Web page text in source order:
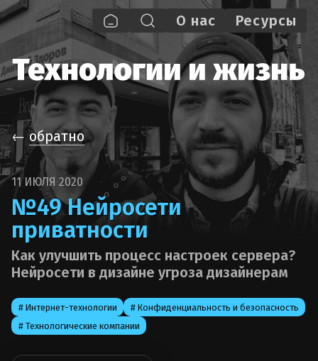
О нас Pecypcы
←обратно
11 ИЮЛЯ 2020
№49 Нейросети
приватности
Как улучшить процесс настроек сервера?
Нейросети в дизайне угроза дизайнерам
# Интернет-технологии
# Конфиденциальность и безопасность
# Технологические компании